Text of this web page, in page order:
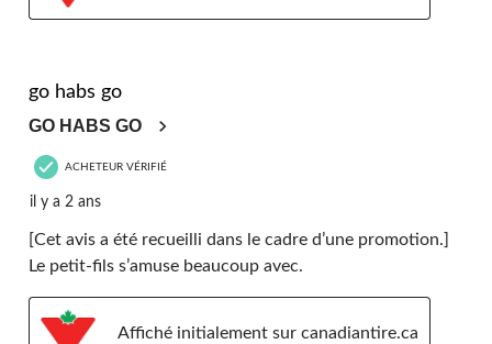
go habs go
GO HABS GO
ACHETEUR VÉRIFIÉ
il y a 2 ans
[Cet avis a été recueilli dans le cadre d’une promotion.]
Le petit-fils s’amuse beaucoup avec.
Affiché initialement sur canadiantire.ca